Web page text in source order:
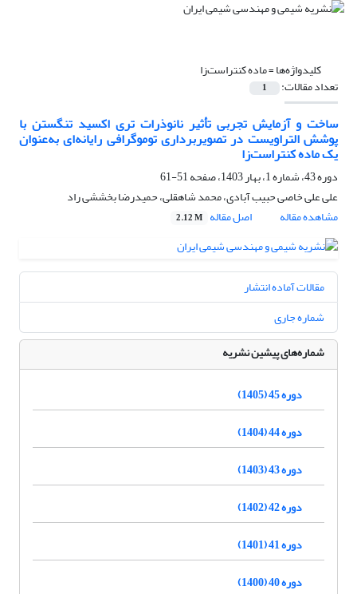
کلیدواژه‌ها =ماده کنتراست‌زا
تعداد مقالات: 1
ساخت و آزمایش تجربی تأثیر نانوذرات تری اکسید تنگستن با
پوشش التراویست در تصویربرداری توموگرافی رایانه‌ای به‌عنوان
یک ماده کنتراست‌زا
دوره 43، شماره 1، بهار 1403، صفحه
51-61
علی علی خاصی حبیب آبادی، محمد شاهقلی، حمیدرضا بخششی راد
مشاهده مقاله
اصل مقاله 2.12 M
مقالات آماده انتشار
شماره جاری
شماره‌های پیشین نشریه
دوره 45 (1405)
دوره 44 (1404)
دوره 43 (1403)
دوره 42 (1402)
دوره 41 (1401)
دوره 40 (1400)